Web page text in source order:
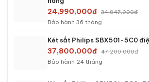
24,990,000đ 34,047,000đ
Bảo hành 36 tháng
Két sắt Philips SBX501-5C0
37,800,000đ 47,200,000đ
Bảo hành 24 tháng